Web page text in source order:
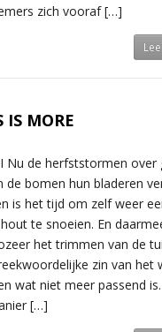
zich vooraf […]
IS MORE
Nu de herfststormen over
de bomen hun bladeren
is het tijd om zelf weer
te snoeien. En
het trimmen van de
zin van het
wat niet meer passend
[…]